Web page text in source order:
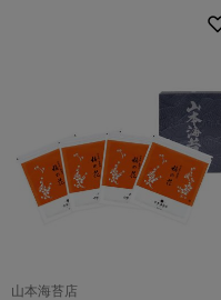
山本海苔店